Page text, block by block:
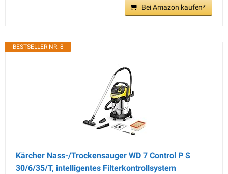
Bei Amazon kaufen*
BESTSELLER NR. 8
Kärcher Nass-/Trockensauger WD 7 Control P S
30/6/35/T, intelligentes Filterkontrollsystem